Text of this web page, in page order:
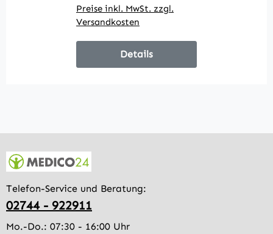
Preise inkl. MwSt. zzgl.
Versandkosten
Details
Telefon-Service und Beratung:
02744 - 922911
Mo.-Do.: 07:30 - 16:00 Uhr